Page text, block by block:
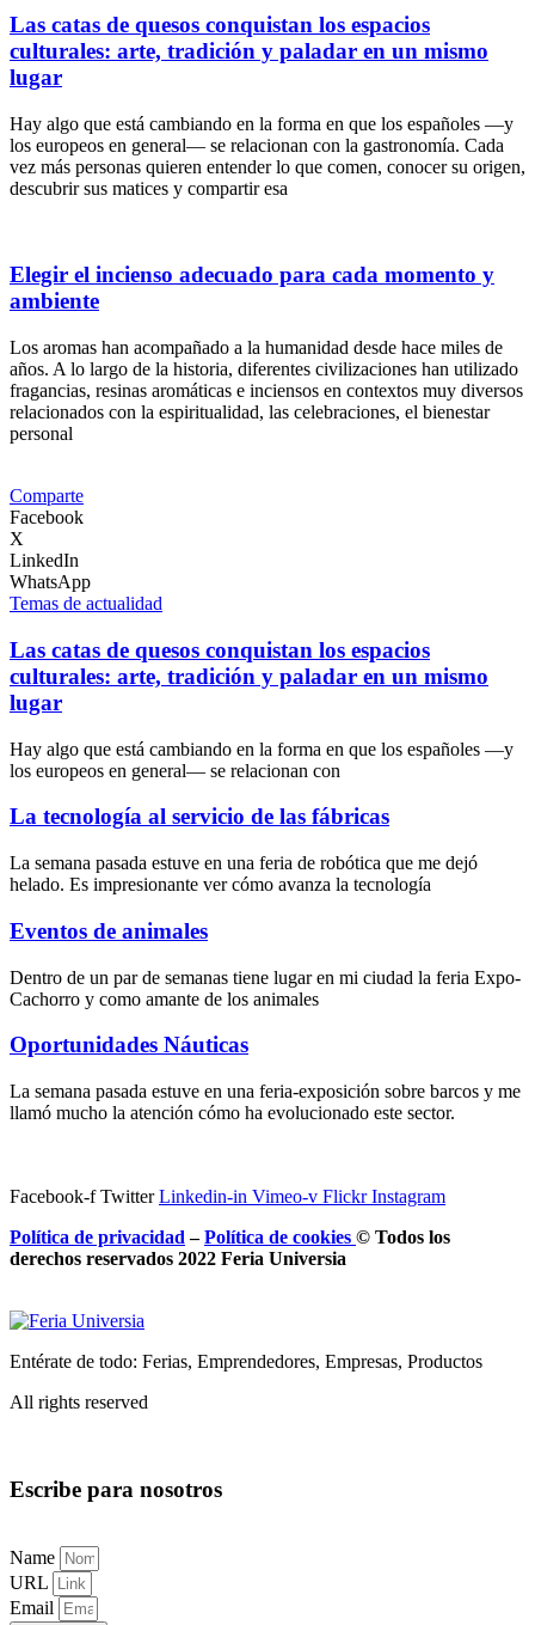
Las catas de quesos conquistan los espacios
culturales: arte, tradición y paladar en un mismo
lugar
Hay algo que está cambiando en la forma en que los españoles —y
los europeos en general— se relacionan con la gastronomía. Cada
vez más personas quieren entender lo que comen, conocer su origen,
descubrir sus matices y compartir esa
Elegir el incienso adecuado para cada momento y
ambiente
Los aromas han acompañado a la humanidad desde hace miles de
años. A lo largo de la historia, diferentes civilizaciones han utilizado
fragancias, resinas aromáticas e inciensos en contextos muy diversos
relacionados con la espiritualidad, las celebraciones, el bienestar
personal
Comparte
Facebook
X
LinkedIn
WhatsApp
Temas de actualidad
Las catas de quesos conquistan los espacios
culturales: arte, tradición y paladar en un mismo
lugar
Hay algo que está cambiando en la forma en que los españoles —y
los europeos en general— se relacionan con
La tecnología al servicio de las fábricas
La semana pasada estuve en una feria de robótica que me dejó
helado. Es impresionante ver cómo avanza la tecnología
Eventos de animales
Dentro de un par de semanas tiene lugar en mi ciudad la feria Expo-
Cachorro y como amante de los animales
Oportunidades Náuticas
La semana pasada estuve en una feria-exposición sobre barcos y me
llamó mucho la atención cómo ha evolucionado este sector.
Facebook-f Twitter Linkedin-in Vimeo-v Flickr Instagram
Política de privacidad –Política de cookies © Todos los
derechos reservados 2022 Feria Universia
Entérate de todo: Ferias, Emprendedores, Empresas, Productos
All rights reserved
Escribe para nosotros
Name
URL
Email